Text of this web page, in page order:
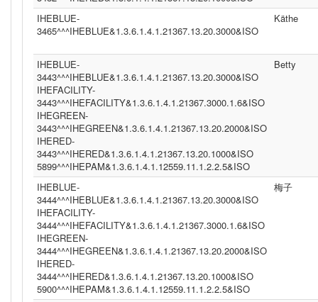
IHEBLUE-
3465^^^IHEBLUE&1.3.6.1.4.1.21367.13.20.3000&ISO
Käthe
IHEBLUE-
3443^^^IHEBLUE&1.3.6.1.4.1.21367.13.20.3000&ISO
IHEFACILITY-
3443^^^IHEFACILITY&1.3.6.1.4.1.21367.3000.1.6&ISO
IHEGREEN-
3443^^^IHEGREEN&1.3.6.1.4.1.21367.13.20.2000&ISO
IHERED-
3443^^^IHERED&1.3.6.1.4.1.21367.13.20.1000&ISO
5899^^^IHEPAM&1.3.6.1.4.1.12559.11.1.2.2.5&ISO
Betty
IHEBLUE-
3444^^^IHEBLUE&1.3.6.1.4.1.21367.13.20.3000&ISO
IHEFACILITY-
3444^^^IHEFACILITY&1.3.6.1.4.1.21367.3000.1.6&ISO
IHEGREEN-
3444^^^IHEGREEN&1.3.6.1.4.1.21367.13.20.2000&ISO
IHERED-
3444^^^IHERED&1.3.6.1.4.1.21367.13.20.1000&ISO
5900^^^IHEPAM&1.3.6.1.4.1.12559.11.1.2.2.5&ISO
梅子